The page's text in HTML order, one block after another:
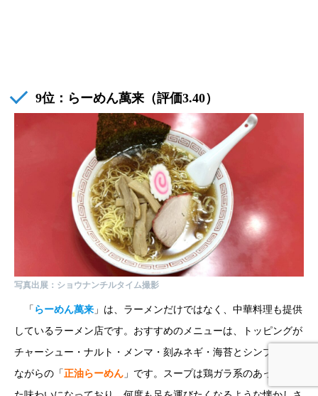
9位： らーめん萬来 （評価3.40）
写真出展：ショウナンチルタイム撮影
「 らーめん萬来 」は、ラーメンだけではなく、中華料理も提供
しているラーメン店です。おすすめのメニューは、トッピングが
チャーシュー・ナルト・メンマ・刻みネギ・海苔とシンプルな昔
ながらの「 正油らーめん 」です。スープは鶏ガラ系のあっさりし